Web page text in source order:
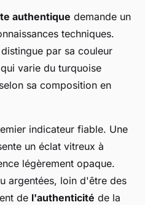
authentique demande un
techniques.
par sa couleur
varie du turquoise
sa composition en
indicateur fiable. Une
un éclat vitreux à
légèrement opaque.
argentées, loin d'être des
de l'authenticité de la